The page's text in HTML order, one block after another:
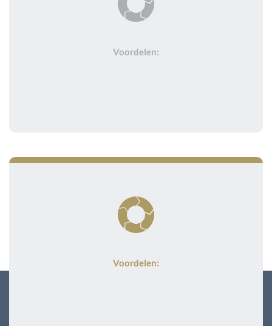
Voordelen:
Voordelen: